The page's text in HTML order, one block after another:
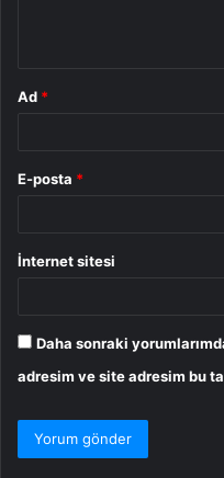
Ad *
E-posta *
İnternet sitesi
Daha sonraki
adresim ve site adresim bu